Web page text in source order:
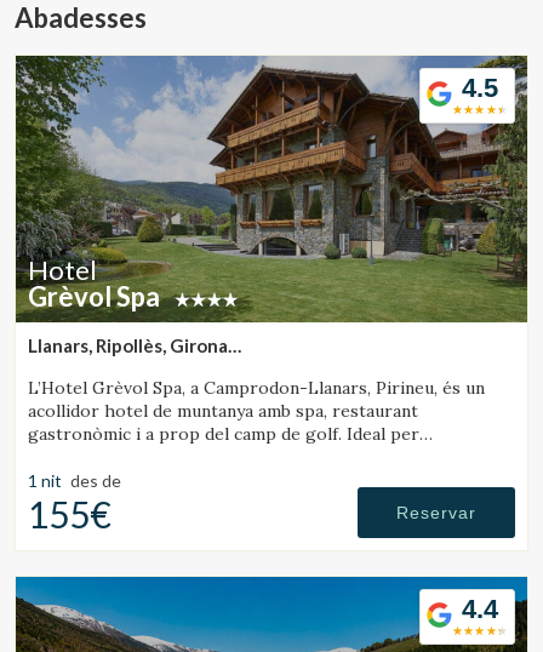
Abadesses
4.5
Hotel
Grèvol Spa
Llanars, Ripollès, Girona
L’Hotel Grèvol Spa, a Camprodon-Llanars, Pirineu, és un
acollidor hotel de muntanya amb spa, restaurant
gastronòmic i a prop del camp de golf. Ideal per
1 nit des de
155€ Reservar
4.4
Modificar cookies